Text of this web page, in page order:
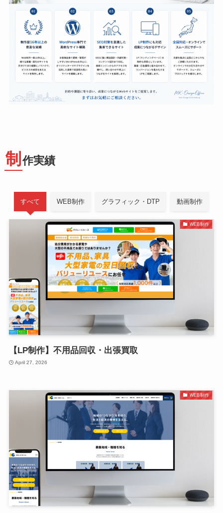
制 作実績
すべて WEB制作 グラフィック・DTP 動画制作
WEB制作
【LP制作】不用品回収・出張買取
April 27, 2026
WEB制作